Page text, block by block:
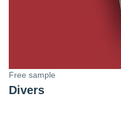
Free sample
Divers